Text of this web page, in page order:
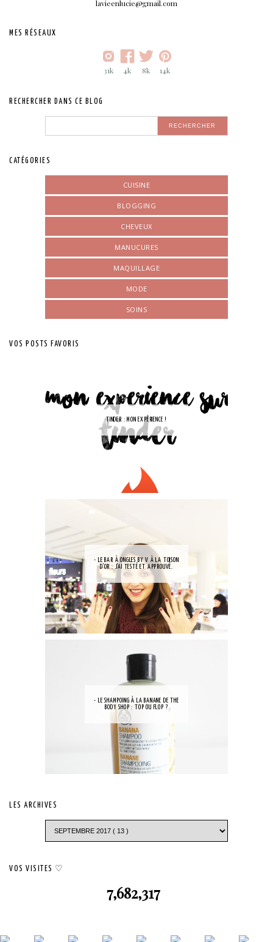
lavieenlucie@gmail.com
MES RÉSEAUX
31k 4k 8k 14k
RECHERCHER DANS CE BLOG
CATÉGORIES
CUISINE
BLOGGING
CHEVEUX
MANUCURES
MAQUILLAGE
MODE
SOINS
VOS POSTS FAVORIS
TINDER : MON EXPÉRIENCE !
- LE BAR À ONGLES BY V À LA TOISON
D'OR : J'AI TESTÉ ET APPROUVÉ.
- LE SHAMPOING À LA BANANE DE THE
BODY SHOP : TOP OU FLOP ?
LES ARCHIVES
VOS VISITES ♡
7,682,317